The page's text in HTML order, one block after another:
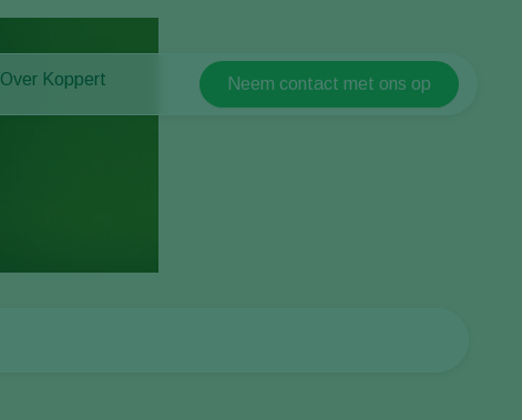
Over Koppert
Koppert Global
Neem contact met ons op